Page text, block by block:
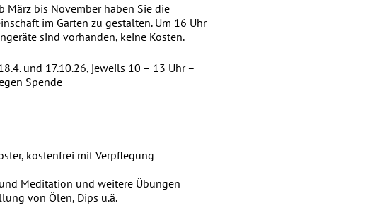
März bis November haben Sie die
im Garten zu gestalten. Um 16 Uhr
sind vorhanden, keine Kosten.
und 17.10.26, jeweils 10 – 13 Uhr –
Spende
kostenfrei mit Verpflegung
Meditation und weitere Übungen
von Ölen, Dips u.ä.